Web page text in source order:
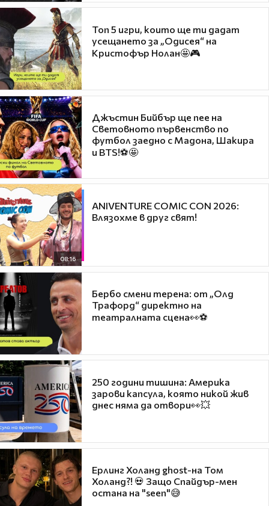
Топ 5 игри, които ще ти дадат
усещането за „Одисея“ на
Кристофър Нолан🤩🎮
Джъстин Бийбър ще пее на
Световното първенство по
футбол заедно с Мадона, Шакира
и BTS!⚽🤩
08:16
ANIVENTURE COMIC CON 2026:
Влязохме в друг свят!
Бербо смени терена: от „Олд
Трафорд“ директно на
театралната сцена👀⚽
250 години тишина: Америка
зарови капсула, която никой жив
днес няма да отвори👀💥
Ерлинг Холанд ghost-на Том
Холанд?! 💀 Защо Спайдър-мен
остана на "seen"😅